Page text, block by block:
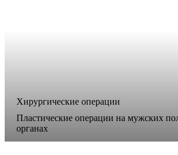
Хирургические операции
Пластические операции на мужских
органах